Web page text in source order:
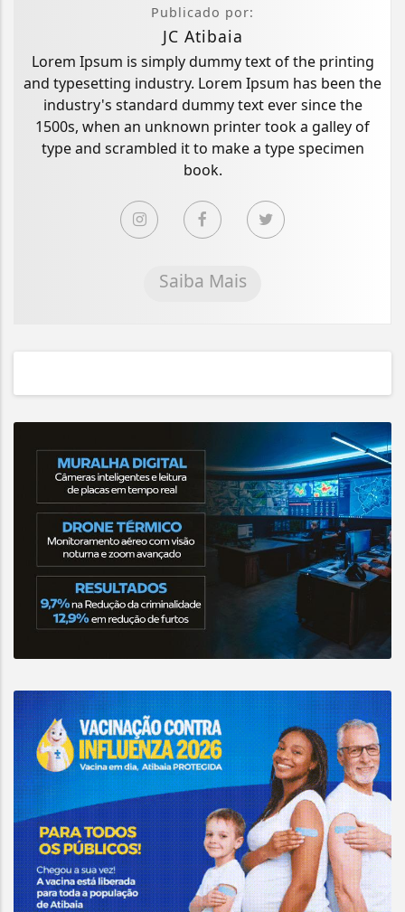
Publicado por:
JC Atibaia
Lorem Ipsum is simply dummy text of the printing
and typesetting industry. Lorem Ipsum has been the
industry's standard dummy text ever since the
1500s, when an unknown printer took a galley of
type and scrambled it to make a type specimen
book.
Saiba Mais